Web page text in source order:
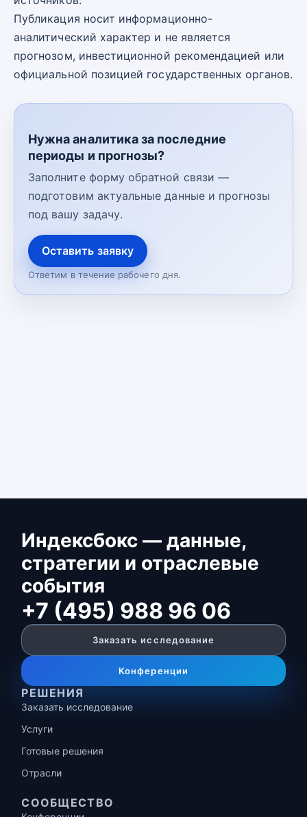
Публикация носит информационно-
аналитический характер и не является
прогнозом, инвестиционной рекомендацией или
официальной позицией государственных органов.
Нужна аналитика за последние
периоды и прогнозы?
Заполните форму обратной связи —
подготовим актуальные данные и прогнозы
под вашу задачу.
Оставить заявку
Ответим в течение рабочего дня.
Индексбокс — данные,
стратегии и отраслевые
события
+7 (495) 988 96 06
Заказать исследование
Конференции
РЕШЕНИЯ
Заказать исследование
Услуги
Готовые решения
Отрасли
СООБЩЕСТВО